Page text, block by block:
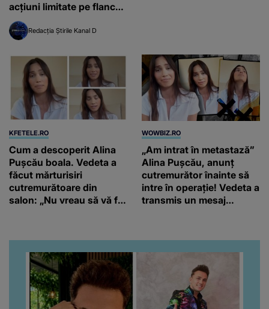
acțiuni limitate pe flancul
estic, avertizează
serviciile americane de
Redacția Știrile Kanal D
KFETELE.RO
Cum a descoperit Alina
Pușcău boala. Vedeta a
făcut mărturisiri
cutremurătoare din
salon: „Nu vreau să vă fie
WOWBIZ.RO
„Am intrat în metastază”
Alina Pușcău, anunț
cutremurător înainte să
intre în operație! Vedeta a
transmis un mesaj